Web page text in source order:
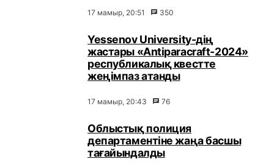
17 мамыр, 20:51 350
Yessenov University-дің
жастары «Antiparacraft-2024»
республикалық квестте
жеңімпаз атанды
17 мамыр, 20:43 76
Облыстық полиция
департаментіне жаңа басшы
тағайындалды